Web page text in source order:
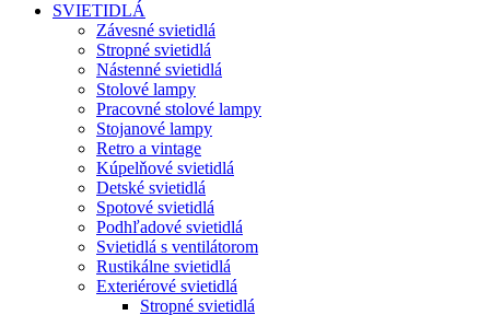
SVIETIDLÁ
Závesné svietidlá
Stropné svietidlá
Nástenné svietidlá
Stolové lampy
Pracovné stolové lampy
Stojanové lampy
Retro a vintage
Kúpelňové svietidlá
Detské svietidlá
Spotové svietidlá
Podhľadové svietidlá
Svietidlá s ventilátorom
Rustikálne svietidlá
Exteriérové svietidlá
Stropné svietidlá